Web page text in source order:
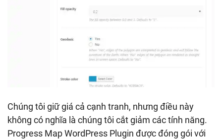
Chúng tôi giữ giá cả cạnh tranh, nhưng điều này
không có nghĩa là chúng tôi cắt giảm các tính năng.
Progress Map WordPress Plugin được đóng gói với